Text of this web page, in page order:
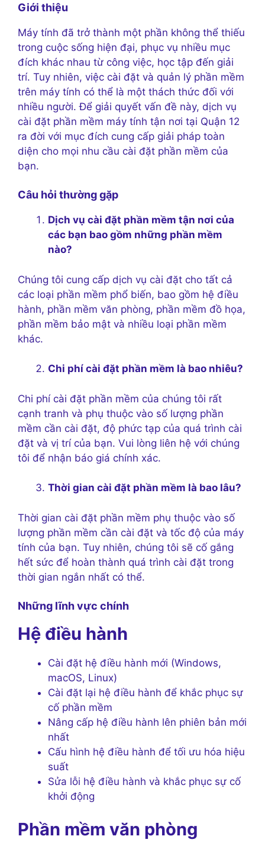
Giới thiệu
Máy tính đã trở thành một phần không thể thiếu
trong cuộc sống hiện đại, phục vụ nhiều mục
đích khác nhau từ công việc, học tập đến giải
trí. Tuy nhiên, việc cài đặt và quản lý phần mềm
trên máy tính có thể là một thách thức đối với
nhiều người. Để giải quyết vấn đề này, dịch vụ
cài đặt phần mềm máy tính tận nơi tại Quận 12
ra đời với mục đích cung cấp giải pháp toàn
diện cho mọi nhu cầu cài đặt phần mềm của
bạn.
Câu hỏi thường gặp
Dịch vụ cài đặt phần mềm tận nơi của
các bạn bao gồm những phần mềm
nào?
Chúng tôi cung cấp dịch vụ cài đặt cho tất cả
các loại phần mềm phổ biến, bao gồm hệ điều
hành, phần mềm văn phòng, phần mềm đồ họa,
phần mềm bảo mật và nhiều loại phần mềm
khác.
Chi phí cài đặt phần mềm là bao nhiêu?
Chi phí cài đặt phần mềm của chúng tôi rất
cạnh tranh và phụ thuộc vào số lượng phần
mềm cần cài đặt, độ phức tạp của quá trình cài
đặt và vị trí của bạn. Vui lòng liên hệ với chúng
tôi để nhận báo giá chính xác.
Thời gian cài đặt phần mềm là bao lâu?
Thời gian cài đặt phần mềm phụ thuộc vào số
lượng phần mềm cần cài đặt và tốc độ của máy
tính của bạn. Tuy nhiên, chúng tôi sẽ cố gắng
hết sức để hoàn thành quá trình cài đặt trong
thời gian ngắn nhất có thể.
Những lĩnh vực chính
Hệ điều hành
Cài đặt hệ điều hành mới (Windows,
macOS, Linux)
Cài đặt lại hệ điều hành để khắc phục sự
cố phần mềm
Nâng cấp hệ điều hành lên phiên bản mới
nhất
Cấu hình hệ điều hành để tối ưu hóa hiệu
suất
Sửa lỗi hệ điều hành và khắc phục sự cố
khởi động
Phần mềm văn phòng